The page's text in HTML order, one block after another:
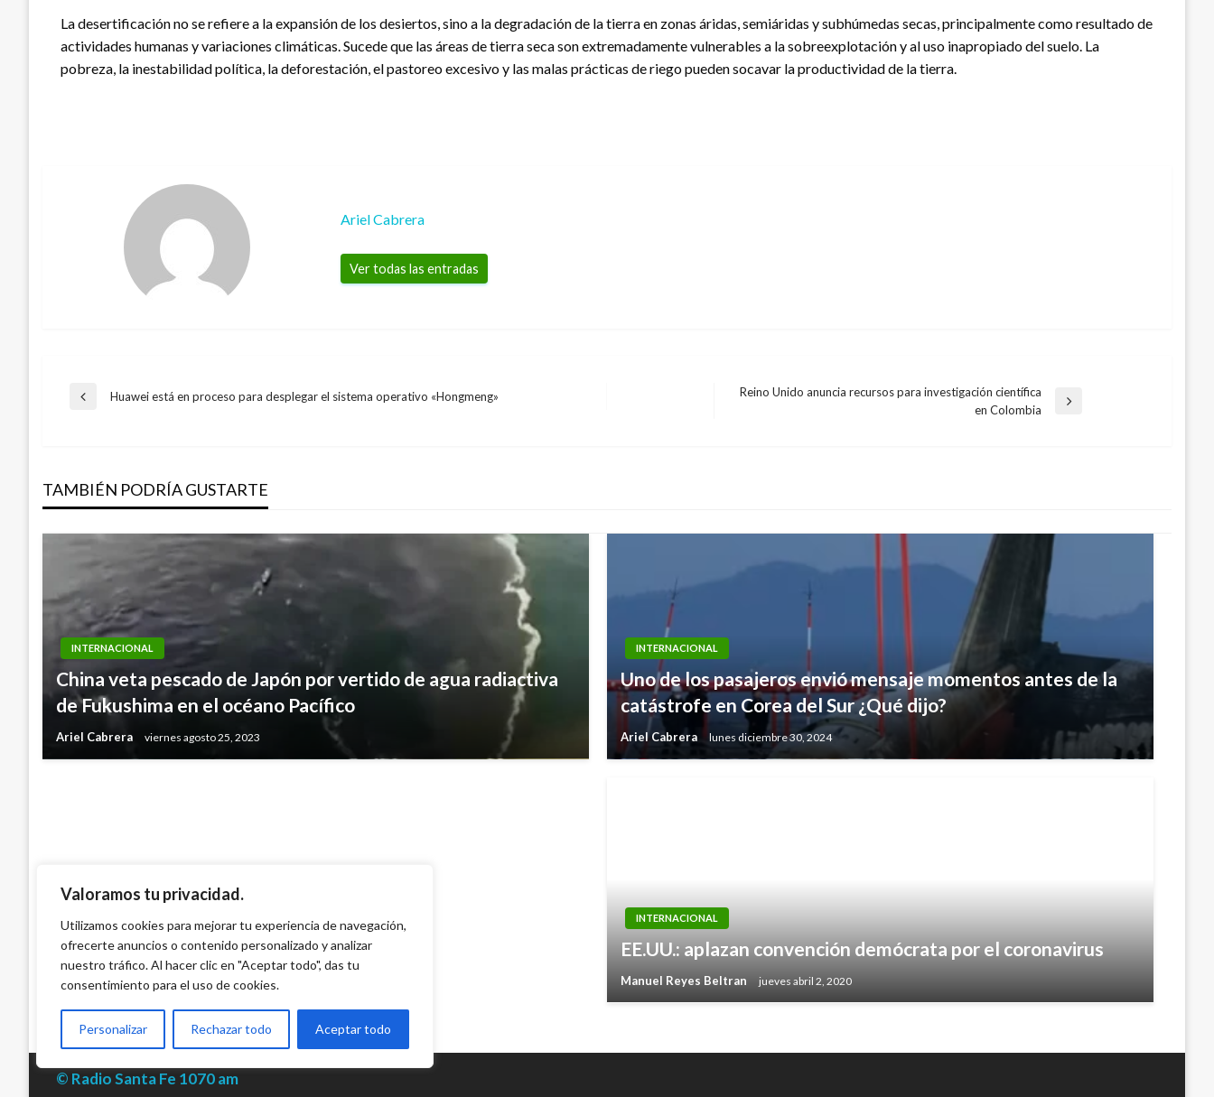
Valoramos tu privacidad.
Utilizamos cookies para mejorar tu experiencia de navegación,
ofrecerte anuncios o contenido personalizado y analizar
nuestro tráfico. Al hacer clic en "Aceptar todo", das tu
consentimiento para el uso de cookies.
Personalizar Rechazar todo Aceptar todo
La desertificación no se refiere a la expansión de los desiertos, sino a la degradación de la tierra en zonas áridas, semiáridas y subhúmedas secas, principalmente como resultado de
actividades humanas y variaciones climáticas. Sucede que las áreas de tierra seca son extremadamente vulnerables a la sobreexplotación y al uso inapropiado del suelo. La
pobreza, la inestabilidad política, la deforestación, el pastoreo excesivo y las malas prácticas de riego pueden socavar la productividad de la tierra.
Ariel Cabrera
Ver todas las entradas
Navegación
entradas
Entrada
Huawei está en proceso para desplegar el sistema operativo «Hongmeng»
Reino Unido anuncia recursos para investigación científica
en Colombia
TAMBIÉN PODRÍA GUSTARTE
INTERNACIONAL
China veta pescado de Japón por vertido de agua radiactiva
de Fukushima en el océano Pacífico
Ariel Cabrera viernes agosto 25, 2023
INTERNACIONAL
Uno de los pasajeros envió mensaje momentos antes de la
catástrofe en Corea del Sur ¿Qué dijo?
Ariel Cabrera lunes diciembre 30, 2024
Se eleva a 15 el número de muertos por atentado terrorista
en Universidad estadounidense en Afganistán
INTERNACIONAL
EE.UU.: aplazan convención demócrata por el coronavirus
Manuel Reyes Beltran jueves abril 2, 2020
© Radio Santa Fe 1070 am